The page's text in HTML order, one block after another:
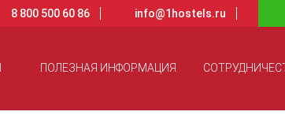
8 800 500 60 86 info@1hostels.ru
ПОЛЕЗНАЯ ИНФОРМАЦИЯ